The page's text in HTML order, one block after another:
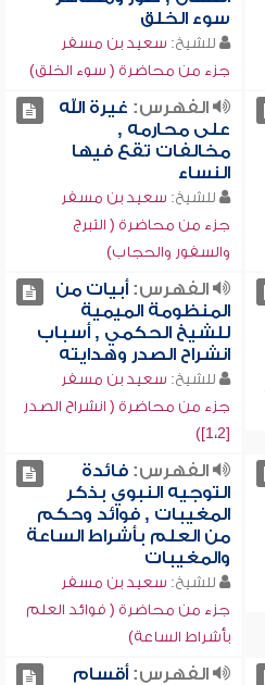
سوء الخلق
للشيخ: سعيد بن مسفر
جزء من محاضرة ( سوء الخلق)
الفهرس: غيرة الله
على محارمه ,
مخالفات تقع فيها
النساء
للشيخ: سعيد بن مسفر
جزء من محاضرة ( التبرج
والسفور والحجاب)
الفهرس:أبيات من
المنظومة الميمية
للشيخ الحكمي , أسباب
انشراح الصدر وهدايته
للشيخ: سعيد بن مسفر
جزء من محاضرة ( انشراح الصدر
[1،2])
الفهرس:فائدة
التوجيه النبوي بذكر
المغيبات , فوائد وحكم
من العلم بأشراط الساعة
والمغيبات
للشيخ: سعيد بن مسفر
جزء من محاضرة ( فوائد العلم
بأشراط الساعة)
الفهرس:أقسام